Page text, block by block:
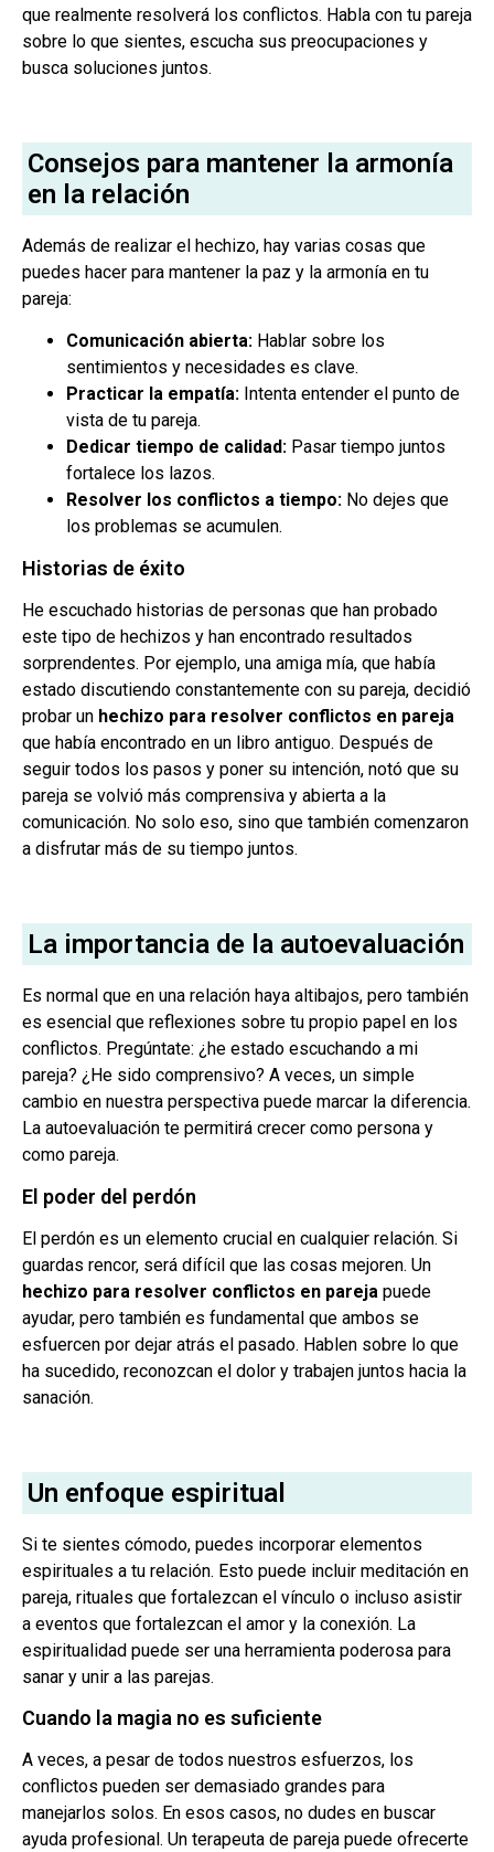
que realmente resolverá los conflictos. Habla con tu pareja
sobre lo que sientes, escucha sus preocupaciones y
busca soluciones juntos.
Consejos para mantener la armonía
en la relación
Además de realizar el hechizo, hay varias cosas que
puedes hacer para mantener la paz y la armonía en tu
pareja:
Comunicación abierta: Hablar sobre los
sentimientos y necesidades es clave.
Practicar la empatía: Intenta entender el punto de
vista de tu pareja.
Dedicar tiempo de calidad: Pasar tiempo juntos
fortalece los lazos.
Resolver los conflictos a tiempo: No dejes que
los problemas se acumulen.
Historias de éxito
He escuchado historias de personas que han probado
este tipo de hechizos y han encontrado resultados
sorprendentes. Por ejemplo, una amiga mía, que había
estado discutiendo constantemente con su pareja, decidió
probar un hechizo para resolver conflictos en pareja
que había encontrado en un libro antiguo. Después de
seguir todos los pasos y poner su intención, notó que su
pareja se volvió más comprensiva y abierta a la
comunicación. No solo eso, sino que también comenzaron
a disfrutar más de su tiempo juntos.
La importancia de la autoevaluación
Es normal que en una relación haya altibajos, pero también
es esencial que reflexiones sobre tu propio papel en los
conflictos. Pregúntate: ¿he estado escuchando a mi
pareja? ¿He sido comprensivo? A veces, un simple
cambio en nuestra perspectiva puede marcar la diferencia.
La autoevaluación te permitirá crecer como persona y
como pareja.
El poder del perdón
El perdón es un elemento crucial en cualquier relación. Si
guardas rencor, será difícil que las cosas mejoren. Un
hechizo para resolver conflictos en pareja puede
ayudar, pero también es fundamental que ambos se
esfuercen por dejar atrás el pasado. Hablen sobre lo que
ha sucedido, reconozcan el dolor y trabajen juntos hacia la
sanación.
Un enfoque espiritual
Si te sientes cómodo, puedes incorporar elementos
espirituales a tu relación. Esto puede incluir meditación en
pareja, rituales que fortalezcan el vínculo o incluso asistir
a eventos que fortalezcan el amor y la conexión. La
espiritualidad puede ser una herramienta poderosa para
sanar y unir a las parejas.
Cuando la magia no es suficiente
A veces, a pesar de todos nuestros esfuerzos, los
conflictos pueden ser demasiado grandes para
manejarlos solos. En esos casos, no dudes en buscar
ayuda profesional. Un terapeuta de pareja puede ofrecerte